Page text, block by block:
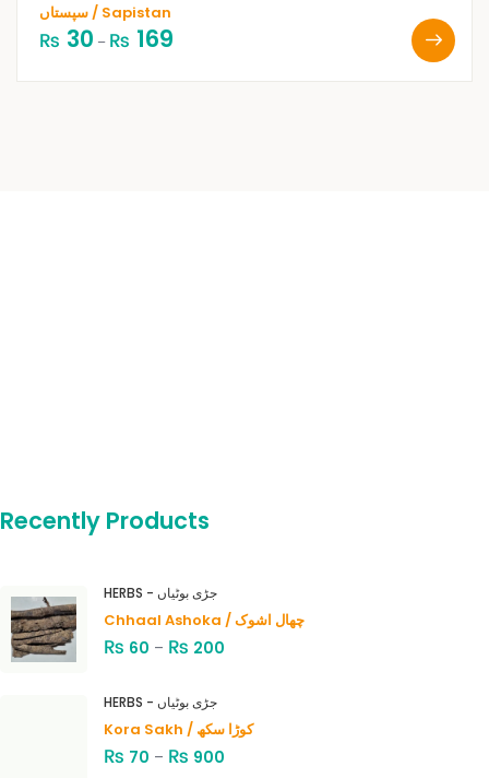
سپستاں / Sapistan
₨ 30 – ₨ 169
Recently Products
HERBS - جڑی بوٹیاں
Chhaal Ashoka / چھال اشوک
₨ 60 – ₨ 200
HERBS - جڑی بوٹیاں
Kora Sakh / کوڑا سکھ
₨ 70 – ₨ 900